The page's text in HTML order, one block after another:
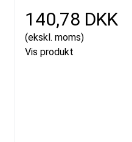
140,78 DKK
(ekskl. moms)
Vis produkt